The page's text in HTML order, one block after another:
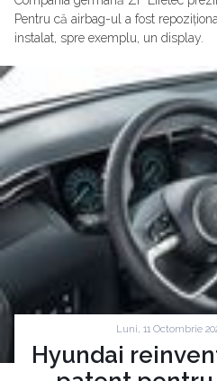
Pentru că airbag-ul a fost
instalat, spre exemplu, un display.
Luni, 11 Octombrie
Hyundai